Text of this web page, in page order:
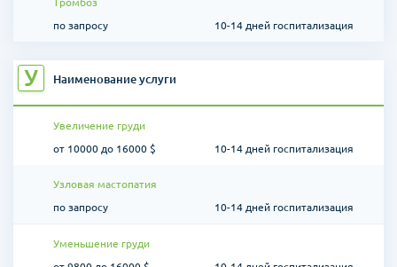
по запросу
10-14 дней госпитализация
У Наименование услуги
Увеличение груди
от 10000 до 16000 $
10-14 дней госпитализация
Узловая мастопатия
по запросу
10-14 дней госпитализация
Уменьшение груди